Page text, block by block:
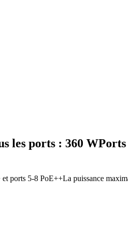
les ports : 360
ports 5-8 PoE++La puissance